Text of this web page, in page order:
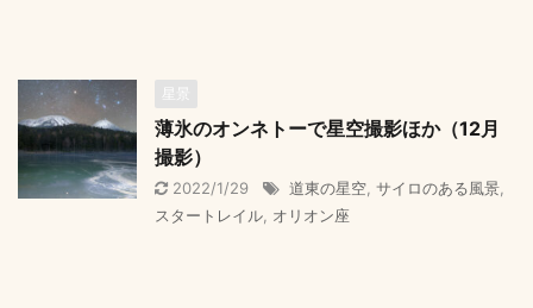
星景
薄氷のオンネトーで星空撮影ほか（12月
撮影）
2022/1/29 道東の星空, サイロのある風景,
スタートレイル, オリオン座